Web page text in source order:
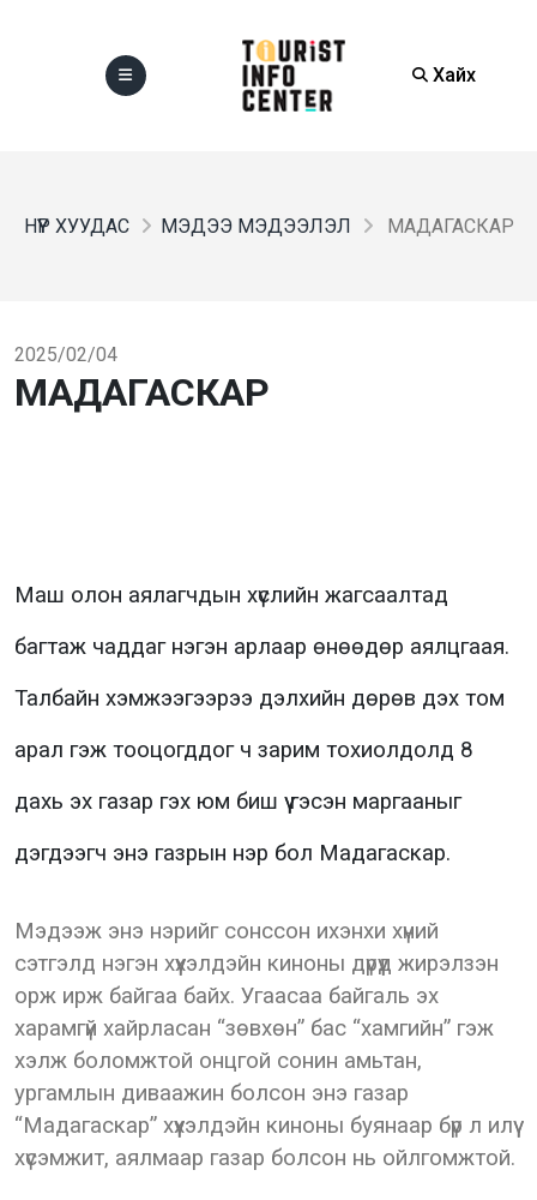
Хайх
НҮҮР ХУУДАС МЭДЭЭ МЭДЭЭЛЭЛ МАДАГАСКАР
2025/02/04
МАДАГАСКАР
Маш олон аялагчдын хүслийн жагсаалтад
багтаж чаддаг нэгэн арлаар өнөөдөр аялцгаая.
Талбайн хэмжээгээрээ дэлхийн дөрөв дэх том
арал гэж тооцогддог ч зарим тохиолдолд 8
дахь эх газар гэх юм биш үү гэсэн маргааныг
дэгдээгч энэ газрын нэр бол Мадагаскар.
Мэдээж энэ нэрийг сонссон ихэнхи хүний
сэтгэлд нэгэн хүүхэлдэйн киноны дүрүүд жирэлзэн
орж ирж байгаа байх. Угаасаа байгаль эх
харамгүй хайрласан “зөвхөн” бас “хамгийн” гэж
хэлж боломжтой онцгой сонин амьтан,
ургамлын диваажин болсон энэ газар
“Мадагаскар” хүүхэлдэйн киноны буянаар бүр л илүү
хүсэмжит, аялмаар газар болсон нь ойлгомжтой.